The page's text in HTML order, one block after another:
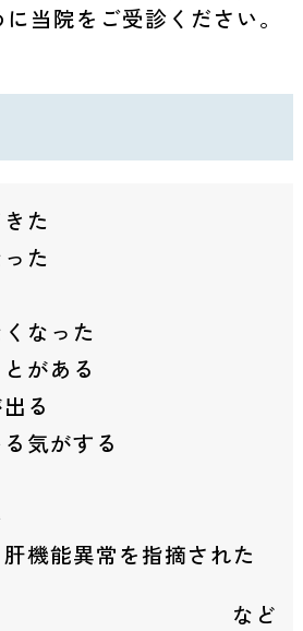
当院をご受診ください。
た
た
なった
がある
る
気がする
機能異常を指摘された
など